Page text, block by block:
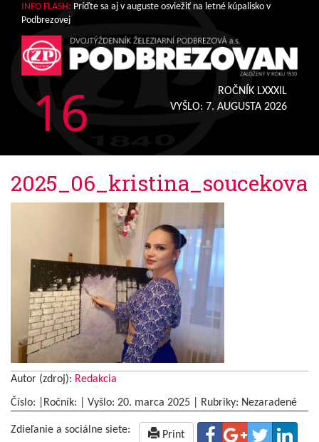
INFO FLASH: Príďte sa aj v auguste osviežiť na letné kúpalisko v
Podbrezovej
16
ROČNÍK LXXXIL
VYŠLO: 7. AUGUSTA 2026
2025_06_kristina_soucekova
Autor (zdroj): Redakcia
Číslo: |Ročník: | Vyšlo: 20. marca 2025 Rubriky: Nezaradené
Zdieľanie a sociálne siete: Print